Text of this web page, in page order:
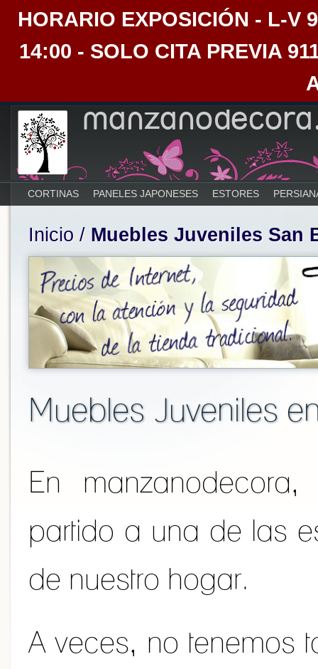
HORARIO EXPOSICIÓN - L-V
14:00 - SOLO CITA PREVIA
CORTINAS PANELES JAPONESES ESTORES
Inicio / Muebles Juveniles San
Muebles Juveniles
En
partido a una de las
de nuestro hogar.
A veces, no tenemos